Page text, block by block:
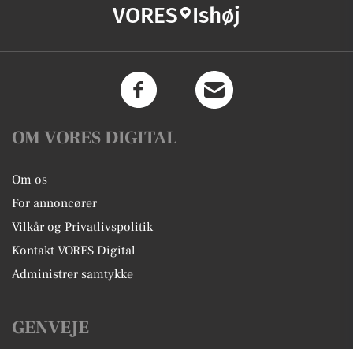
VORES Ishøj
OM VORES DIGITAL
Om os
For annoncører
Vilkår og Privatlivspolitik
Kontakt VORES Digital
Administrer samtykke
GENVEJE